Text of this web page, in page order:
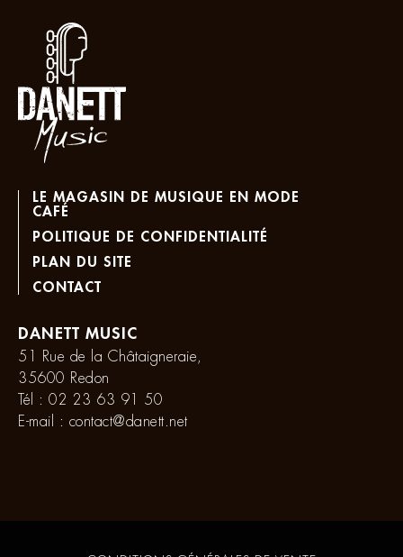
LE MAGASIN DE MUSIQUE EN MODE
CAFÉ
POLITIQUE DE CONFIDENTIALITÉ
PLAN DU SITE
CONTACT
DANETT MUSIC
51 Rue de la Châtaigneraie,
35600 Redon
Tél : 02 23 63 91 50
E-mail : contact@danett.net